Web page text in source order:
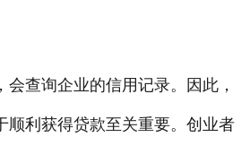
会查询企业的信用记录。因此，
顺利获得贷款至关重要。创业者